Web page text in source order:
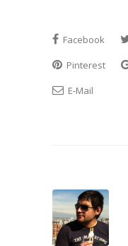
Facebook
Pinterest
E-Mail